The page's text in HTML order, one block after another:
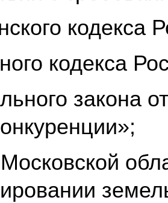
кодекса
кодекса
закона